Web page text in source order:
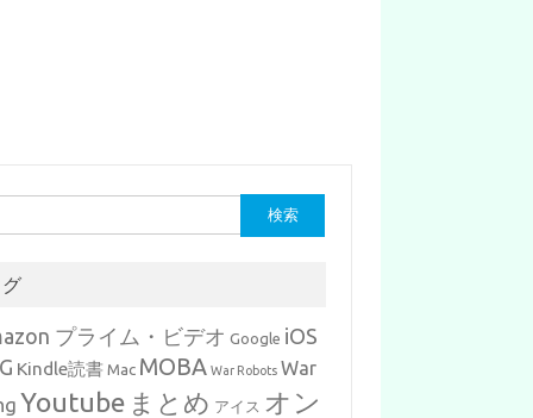
グ
プライム・ビデオ Google iOS
Kindle読書 Mac MOBA War Robots War
Youtube まとめ アイス オン